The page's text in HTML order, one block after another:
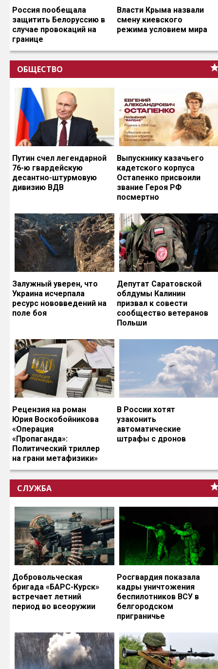
Россия пообещала
защитить Белоруссию в
случае провокаций на
границе
Власти Крыма назвали
смену киевского
режима условием мира
ОБЩЕСТВО
Путин счел легендарной
76-ю гвардейскую
десантно-штурмовую
дивизию ВДВ
Выпускнику казачьего
кадетского корпуса
Остапенко присвоили
звание Героя РФ
посмертно
Залужный уверен, что
Украина исчерпала
ресурс нововведений на
поле боя
Депутат Саратовской
облдумы Калинин
призвал к совести
сообщество ветеранов
Польши
Рецензия на роман
Юрия Воскобойникова
«Операция
«Пропаганда»:
Политический триллер
на грани метафизики»
В России хотят
узаконить
автоматические
штрафы с дронов
СЛУЖБА
Добровольческая
бригада «БАРС-Курск»
встречает летний
период во всеоружии
Росгвардия показала
кадры уничтожения
беспилотников ВСУ в
белгородском
приграничье